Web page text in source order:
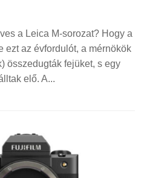
a Leica M-sorozat? Hogy a
ezt az évfordulót, a mérnökök
összedugták fejüket, s egy
elő. A...